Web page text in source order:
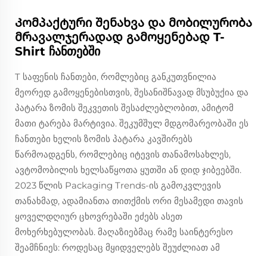
Კომპაქტური შენახვა და მობილურობა
მრავალჯერადად გამოყენებად T-
Shirt ჩანთებში
T საფენის ჩანთები, რომლებიც განკუთვნილია
მეორედ გამოყენებისთვის, შესანიშნავად მსუბუქია და
პატარა ზომის შეკვეთის შესაძლებლობით, ამიტომ
მათი ტარება მარტივია. შეკუმშულ მდგომარეობაში ეს
ჩანთები ხელის ზომის პატარა კავშირებს
წარმოადგენს, რომლებიც იტევის თანამოსახლეს,
ავტომობილის ხელსაწყოთა ყუთში ან დიდ ჯიბეებში.
2023 წლის Packaging Trends-ის გამოკვლევის
თანახმად, ადამიანთა თითქმის ორი მესამედი თავის
ყოველდღიურ ცხოვრებაში ეძებს ასეთ
მოხერხებულობას. მაღაზიებმაც რამე საინტერესო
შეამჩნიეს: როდესაც მყიდველებს შეუძლიათ ამ